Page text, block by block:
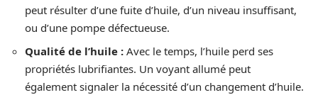
peut résulter d’une fuite d’huile, d’un niveau insuffisant,
ou d’une pompe défectueuse.
Qualité de l’huile : Avec le temps, l’huile perd ses
propriétés lubrifiantes. Un voyant allumé peut
également signaler la nécessité d’un changement d’huile.